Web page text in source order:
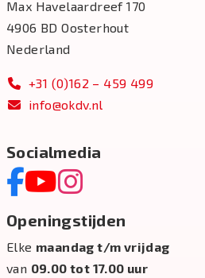
Max Havelaardreef 170
4906 BD Oosterhout
Nederland
+31 (0)162 – 459 499
info@okdv.nl
Socialmedia
Openingstijden
Elke maandag t/m vrijdag
van 09.00 tot 17.00 uur